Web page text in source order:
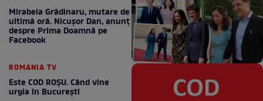
Mirabela Grădinaru, mutare de
ultimă oră. Nicuşor Dan, anunţ
despre Prima Doamnă pe
Facebook
ROMANIA TV
Este COD ROŞU. Când vine
urgia în Bucureşti